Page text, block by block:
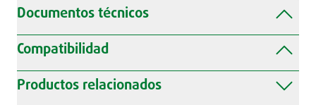
Documentos técnicos
Compatibilidad
Productos relacionados